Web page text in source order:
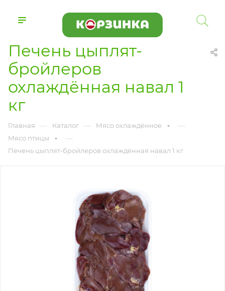
Печень цыплят-
бройлеров
охлаждённая навал 1
кг
Главная — Каталог — Мясо охлаждённое —
Мясо птицы —
Печень цыплят-бройлеров охлаждённая навал 1 кг